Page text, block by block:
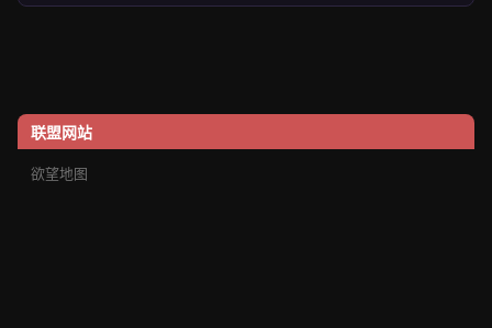
联盟网站
欲望地图